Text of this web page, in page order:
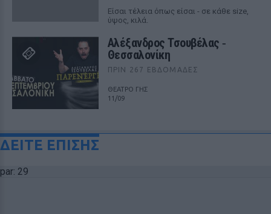
Είσαι τέλεια όπως είσαι - σε κάθε size,
ύψος, κιλά.
Αλέξανδρος Τσουβέλας ‑
Θεσσαλονίκη
ΠΡΙΝ 267 ΕΒΔΟΜΆΔΕΣ
ΘΕΑΤΡΟ ΓΗΣ
11/09
ΔΕΙΤΕ ΕΠΙΣΗΣ
par: 29